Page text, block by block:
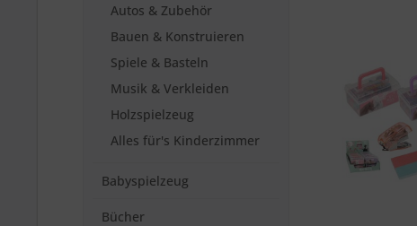
Autos & Zubehör
Bauen & Konstruieren
Spiele & Basteln
Musik & Verkleiden
Holzspielzeug
Alles für's Kinderzimmer
Babyspielzeug
Bücher